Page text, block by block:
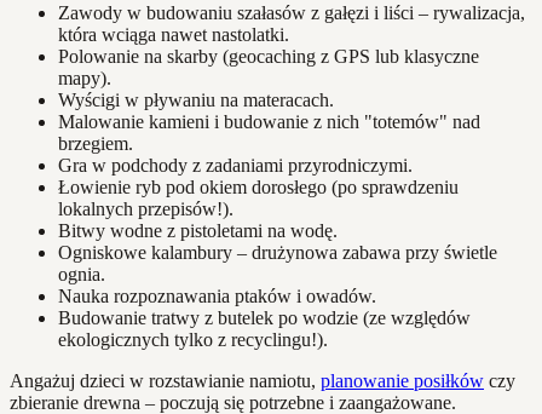
Zawody w budowaniu szałasów z gałęzi i liści – rywalizacja,
która wciąga nawet nastolatki.
Polowanie na skarby (geocaching z GPS lub klasyczne
mapy).
Wyścigi w pływaniu na materacach.
Malowanie kamieni i budowanie z nich "totemów" nad
brzegiem.
Gra w podchody z zadaniami przyrodniczymi.
Łowienie ryb pod okiem dorosłego (po sprawdzeniu
lokalnych przepisów!).
Bitwy wodne z pistoletami na wodę.
Ogniskowe kalambury – drużynowa zabawa przy świetle
ognia.
Nauka rozpoznawania ptaków i owadów.
Budowanie tratwy z butelek po wodzie (ze względów
ekologicznych tylko z recyclingu!).
Angażuj dzieci w rozstawianie namiotu, planowanie posiłków czy
zbieranie drewna – poczują się potrzebne i zaangażowane.